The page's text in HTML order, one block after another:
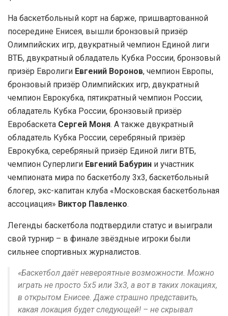
На баскетбольный корт на барже, пришвартованной
посередине Енисея, вышли бронзовый призёр
Олимпийских игр, двукратный чемпион Единой лиги
ВТБ, двукратный обладатель Кубка России, бронзовый
призёр Евролиги Евгений Воронов, чемпион Европы,
бронзовый призёр Олимпийских игр, двукратный
чемпион Еврокубка, пятикратный чемпион России,
обладатель Кубка России, бронзовый призёр
Евробаскета Сергей Моня. А также двукратный
обладатель Кубка России, серебряный призёр
Еврокубка, серебряный призёр Единой лиги ВТБ,
чемпион Суперлиги Евгений Бабурин и участник
чемпионата мира по баскетболу 3х3, баскетбольный
блогер, экс-капитан клуба «Московская баскетбольная
ассоциация» Виктор Павленко.
Легенды баскетбола подтвердили статус и выиграли
свой турнир – в финале звёздные игроки были
сильнее спортивных журналистов.
«Баскетбол даёт невероятные возможности. Можно
играть не просто 5х5 или 3х3, а вот в таких локациях,
в открытом Енисее. Даже страшно представить,
какая локация будет следующей! – не скрывал